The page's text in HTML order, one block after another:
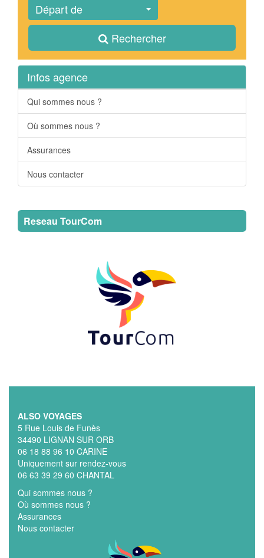
Départ de
Rechercher
Infos agence
Qui sommes nous ?
Où sommes nous ?
Assurances
Nous contacter
Reseau TourCom
ALSO VOYAGES
5 Rue Louis de Funès
34490 LIGNAN SUR ORB
06 18 88 96 10 CARINE
Uniquement sur rendez-vous
06 63 39 29 60 CHANTAL
Qui sommes nous ?
Où sommes nous ?
Assurances
Nous contacter